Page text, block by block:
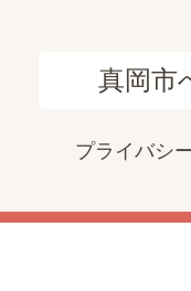
真岡市
プライバシ